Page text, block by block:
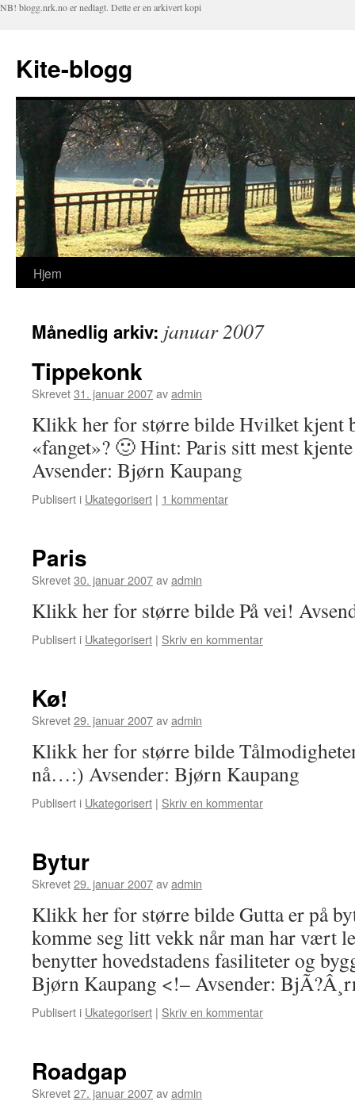
NB! blogg.nrk.no er nedlagt. Dette er en arkivert kopi
Kite-blogg
Hopp
innhold
Hjem
Månedlig arkiv: januar 2007
Tippekonk
Skrevet31. januar 2007avadmin
Klikk her for større bilde Hvilket kjent
«fanget»? 🙂 Hint: Paris sitt mest
Avsender: Bjørn Kaupang
Publisert i Ukategorisert | 1 kommentar
Paris
Skrevet30. januar 2007avadmin
Klikk her for større bilde På vei!
Publisert i Ukategorisert | Skriv en kommentar
Kø!
Skrevet29. januar 2007avadmin
Klikk her for større bilde
nå…:) Avsender: Bjørn Kaupang
Publisert i Ukategorisert | Skriv en kommentar
Bytur
Skrevet29. januar 2007avadmin
Klikk her for større bilde Gutta er på
komme seg litt vekk når man har vært
benytter hovedstadens fasiliteter og
Bjørn Kaupang <!– Avsender:
Publisert i Ukategorisert | Skriv en kommentar
Roadgap
Skrevet27. januar 2007avadmin